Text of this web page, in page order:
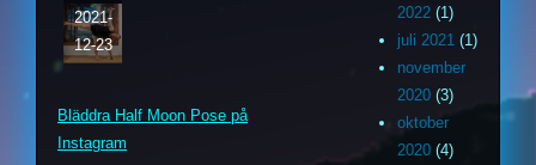
2021-
12-23
Bläddra Half Moon Pose på
Instagram
2022(1)
juli 2021(1)
november
2020(3)
oktober
2020(4)